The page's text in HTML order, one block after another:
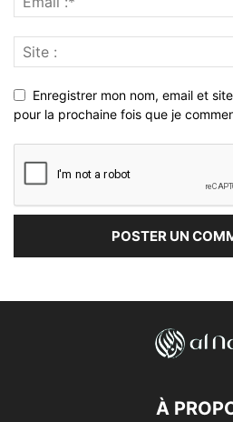
Enregistrer mon nom, email et
pour la prochaine fois que je
À